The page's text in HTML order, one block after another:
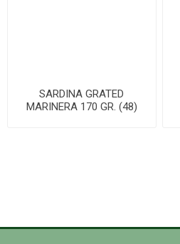
SARDINA GRATED
MARINERA 170 GR. (48)